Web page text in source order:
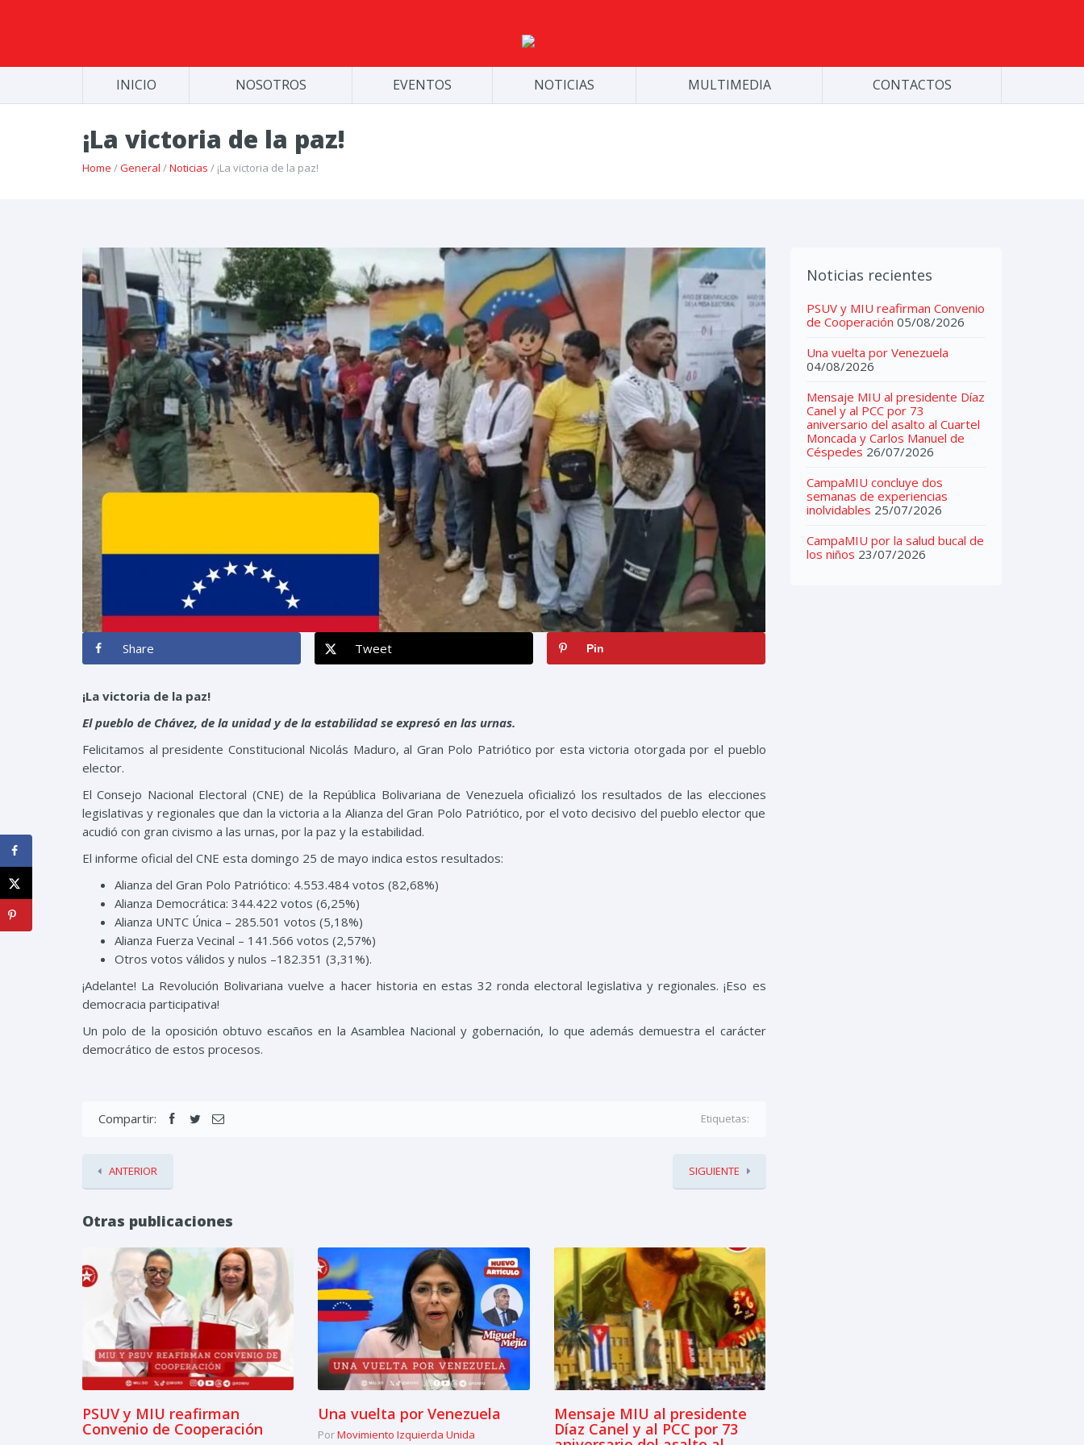
INICIO NOSOTROS EVENTOS NOTICIAS MULTIMEDIA CONTACTOS
¡La victoria de la paz!
Home /General /Noticias / ¡La victoria de la paz!
Share Tweet Pin
¡La victoria de la paz!
El pueblo de Chávez, de la unidad y de la estabilidad se expresó en las urnas.
Felicitamos al presidente Constitucional Nicolás Maduro, al Gran Polo Patriótico por esta victoria otorgada por el pueblo
elector.
El Consejo Nacional Electoral (CNE) de la República Bolivariana de Venezuela oficializó los resultados de las elecciones
legislativas y regionales que dan la victoria a la Alianza del Gran Polo Patriótico, por el voto decisivo del pueblo elector que
acudió con gran civismo a las urnas, por la paz y la estabilidad.
El informe oficial del CNE esta domingo 25 de mayo indica estos resultados:
Alianza del Gran Polo Patriótico: 4.553.484 votos (82,68%)
Alianza Democrática: 344.422 votos (6,25%)
Alianza UNTC Única – 285.501 votos (5,18%)
Alianza Fuerza Vecinal – 141.566 votos (2,57%)
Otros votos válidos y nulos –182.351 (3,31%).
¡Adelante! La Revolución Bolivariana vuelve a hacer historia en estas 32 ronda electoral legislativa y regionales. ¡Eso es
democracia participativa!
Un polo de la oposición obtuvo escaños en la Asamblea Nacional y gobernación, lo que además demuestra el carácter
democrático de estos procesos.
Compartir: Etiquetas:
ANTERIOR SIGUIENTE
Otras publicaciones
PSUV y MIU reafirman
Convenio de Cooperación
Una vuelta por Venezuela
PorMovimiento Izquierda Unida
Mensaje MIU al presidente
Díaz Canel y al PCC por 73
Noticias recientes
PSUV y MIU reafirman Convenio
de Cooperación 05/08/2026
Una vuelta por Venezuela
04/08/2026
Mensaje MIU al presidente Díaz
Canel y al PCC por 73
aniversario del asalto al Cuartel
Moncada y Carlos Manuel de
Céspedes 26/07/2026
CampaMIU concluye dos
semanas de experiencias
inolvidables 25/07/2026
CampaMIU por la salud bucal de
los niños 23/07/2026